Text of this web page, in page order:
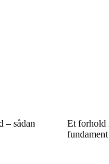
– sådan
Et forhold